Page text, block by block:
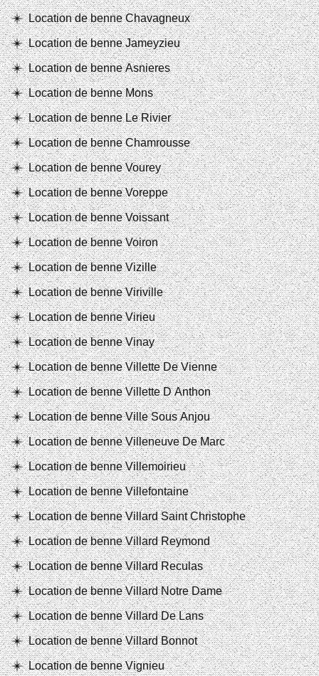
Location de benne Chavagneux
Location de benne Jameyzieu
Location de benne Asnieres
Location de benne Mons
Location de benne Le Rivier
Location de benne Chamrousse
Location de benne Vourey
Location de benne Voreppe
Location de benne Voissant
Location de benne Voiron
Location de benne Vizille
Location de benne Viriville
Location de benne Virieu
Location de benne Vinay
Location de benne Villette De Vienne
Location de benne Villette D Anthon
Location de benne Ville Sous Anjou
Location de benne Villeneuve De Marc
Location de benne Villemoirieu
Location de benne Villefontaine
Location de benne Villard Saint Christophe
Location de benne Villard Reymond
Location de benne Villard Reculas
Location de benne Villard Notre Dame
Location de benne Villard De Lans
Location de benne Villard Bonnot
Location de benne Vignieu